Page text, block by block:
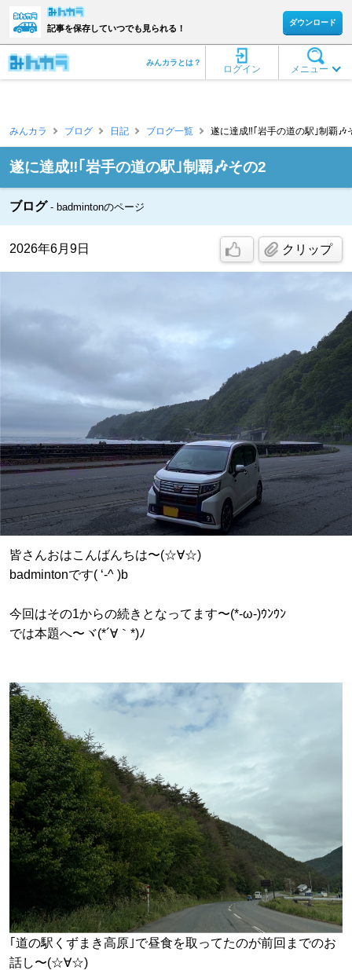
記事を保存していつでも見られる！
ダウンロード
メニュー
ログイン
みんカラとは？
みんカラ ブログ 日記 ブログ一覧 遂に達成‼️｢岩手の道の駅｣制覇🎶
遂に達成‼️｢岩手の道の駅｣制覇🎶その2
ブログ badmintonのページ
2026年6月9日 クリップ
皆さんおはこんばんちは〜(☆∀☆)
badmintonです( ‘-^ )b
今回はその1からの続きとなってます〜(*-ω-)ｳﾝｳﾝ
では本題へ〜ヾ(*´∀｀*)ﾉ
｢道の駅くずまき高原｣で昼食を取ってたのが前回までのお
話し〜(☆∀☆)